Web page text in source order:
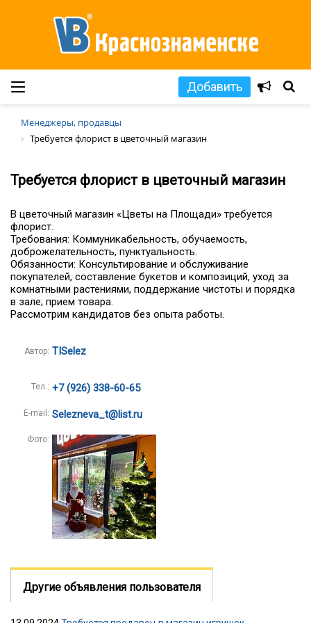
Добавить
Менеджеры, продавцы
Требуется флорист в цветочный магазин
Требуется флорист в цветочный магазин
В цветочный магазин «Цветы на Площади» требуется
флорист.
Требования: Коммуникабельность, обучаемость,
доброжелательность, пунктуальность.
Обязанности: Консультирование и обслуживание
покупателей, составление букетов и композиций, уход за
комнатными растениями, поддержание чистоты и порядка
в зале; прием товара.
Рассмотрим кандидатов без опыта работы.
Автор: TISelez
Тел.: +7 (926) 338-60-65
E-mail: Selezneva_t@list.ru
Фото:
Другие объявления пользователя